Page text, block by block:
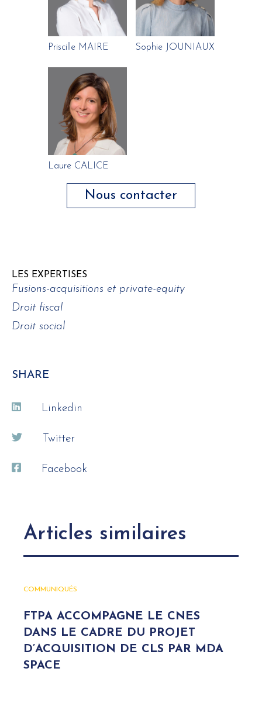
LES EXPERTISES
Fusions-acquisitions et private-equity
Droit fiscal
Droit social
SHARE
Linkedin
Twitter
Facebook
Priscille MAIRE Sophie JOUNIAUX
Laure CALICE
Nous contacter
Articles similaires
COMMUNIQUÉS
FTPA ACCOMPAGNE LE CNES
DANS LE CADRE DU PROJET
D’ACQUISITION DE CLS PAR MDA
SPACE